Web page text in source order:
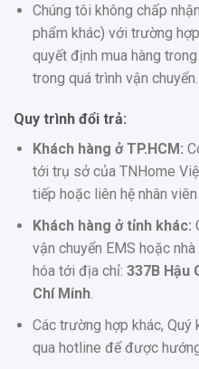
Chúng tôi không chấp
phẩm khác) với trường
quyết định mua hàng
trong quá trình vận chuyển.
Quy trình đổi trả:
Khách hàng ở TP.HCM:
tới trụ sở của TNHome
tiếp hoặc liên hệ nhân
Khách hàng ở tỉnh khác:
vận chuyển EMS hoặc
hóa tới địa chỉ: 337B Hậu
Chí Minh.
Các trường hợp khác, Quý
qua hotline để được